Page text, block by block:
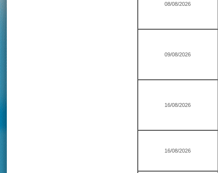
08/08/2026
09/08/2026
16/08/2026
16/08/2026